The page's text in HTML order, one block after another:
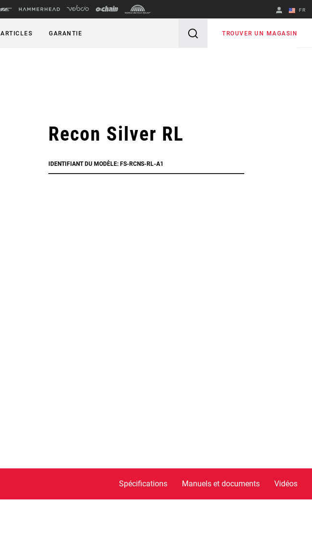
FR
English
ARTICLES GARANTIE TROUVER UN MAGASIN
Recon Silver RL
IDENTIFIANT DU MODÈLE: FS-RCNS-RL-A1
Spécifications Manuels et documents Vidéos